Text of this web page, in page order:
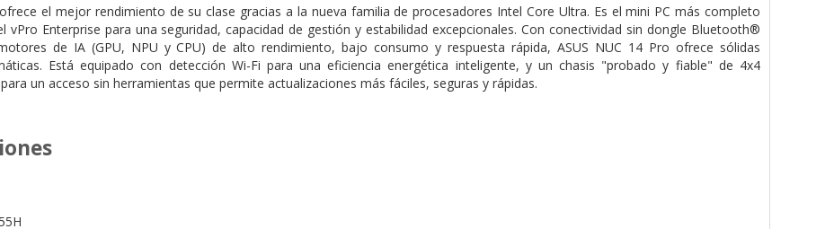
el mejor rendimiento de su clase gracias a la nueva familia de procesadores Intel Core Ultra. Es el mini PC más completo
vPro Enterprise para una seguridad, capacidad de gestión y estabilidad excepcionales. Con conectividad sin dongle Bluetooth®
de IA (GPU, NPU y CPU) de alto rendimiento, bajo consumo y respuesta rápida, ASUS NUC 14 Pro ofrece sólidas
Está equipado con detección Wi-Fi para una eficiencia energética inteligente, y un chasis "probado y fiable" de 4x4
un acceso sin herramientas que permite actualizaciones más fáciles, seguras y rápidas.